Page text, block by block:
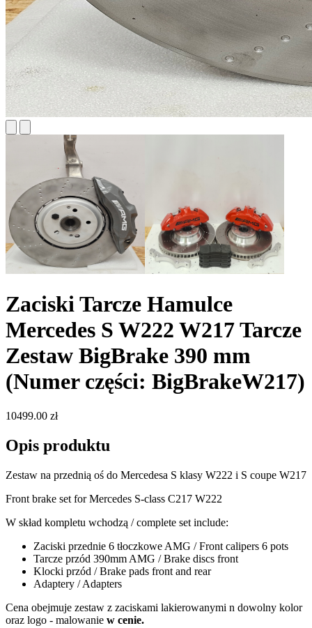
Zaciski Tarcze Hamulce
Mercedes S W222 W217 Tarcze
Zestaw BigBrake 390 mm
(Numer części: BigBrakeW217)
10499.00 zł
Opis produktu
Zestaw na przednią oś do Mercedesa S klasy W222 i S coupe W217
Front brake set for Mercedes S-class C217 W222
W skład kompletu wchodzą / complete set include:
Zaciski przednie 6 tłoczkowe AMG / Front calipers 6 pots
Tarcze przód 390mm AMG / Brake discs front
Klocki przód / Brake pads front and rear
Adaptery / Adapters
Cena obejmuje zestaw z zaciskami lakierowanymi n dowolny kolor
oraz logo - malowanie w cenie.